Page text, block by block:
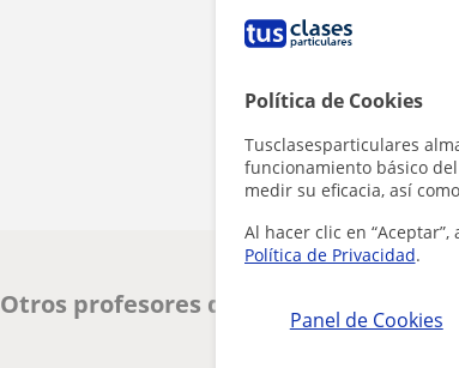
Política de Cookies
Tusclasesparticulares
funcionamiento básico
medir su eficacia, así
Al hacer clic en
Política de Privacidad.
Panel de Cookies
Otros profesores de Lengua